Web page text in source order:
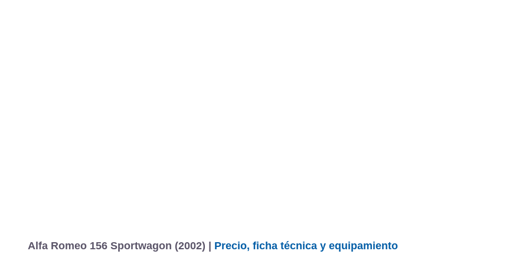
Alfa Romeo 156 Sportwagon (2002) | Precio, ficha técnica y equipamiento